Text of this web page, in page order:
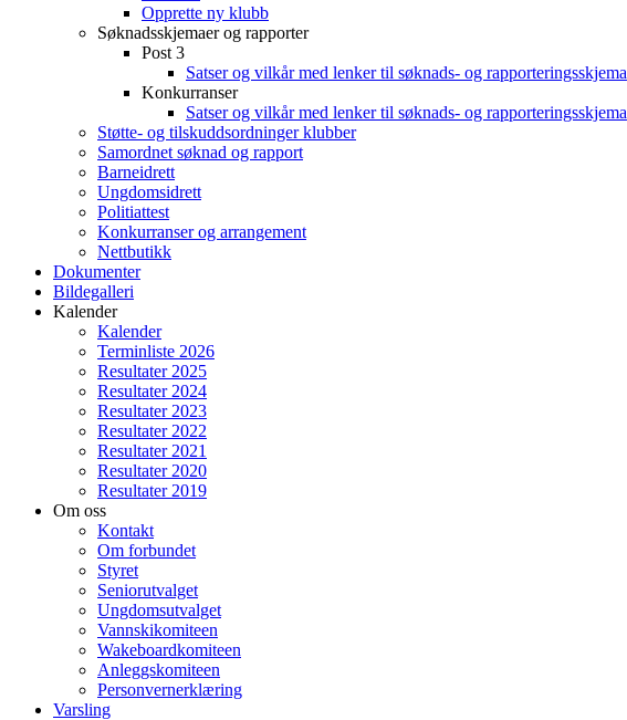
Opprette ny klubb
Søknadsskjemaer og rapporter
Post 3
Satser og vilkår med lenker til søknads- og rapporteringsskjema
Konkurranser
Satser og vilkår med lenker til søknads- og rapporteringsskjema
Støtte- og tilskuddsordninger klubber
Samordnet søknad og rapport
Barneidrett
Ungdomsidrett
Politiattest
Konkurranser og arrangement
Nettbutikk
Dokumenter
Bildegalleri
Kalender
Kalender
Terminliste 2026
Resultater 2025
Resultater 2024
Resultater 2023
Resultater 2022
Resultater 2021
Resultater 2020
Resultater 2019
Om oss
Kontakt
Om forbundet
Styret
Seniorutvalget
Ungdomsutvalget
Vannskikomiteen
Wakeboardkomiteen
Anleggskomiteen
Personvernerklæring
Varsling